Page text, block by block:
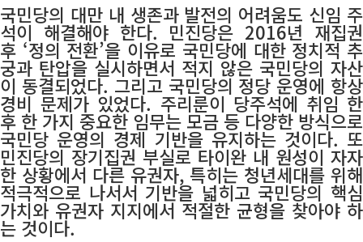
국민당의 대만 내 생존과 발전의 어려움도 신임 주
석이 해결해야 한다. 민진당은 2016년 재집권
후 ‘정의 전환’을 이유로 국민당에 대한 정치적 추
궁과 탄압을 실시하면서 적지 않은 국민당의 자산
이 동결되었다. 그리고 국민당의 정당 운영에 항상
경비 문제가 있었다. 주리룬이 당주석에 취임 한
후 한 가지 중요한 임무는 모금 등 다양한 방식으로
국민당 운영의 경제 기반을 유지하는 것이다. 또
민진당의 장기집권 부실로 타이완 내 원성이 자자
한 상황에서 다른 유권자, 특히는 청년세대를 위해
적극적으로 나서서 기반을 넓히고 국민당의 핵심
가치와 유권자 지지에서 적절한 균형을 찾아야 하
는 것이다.